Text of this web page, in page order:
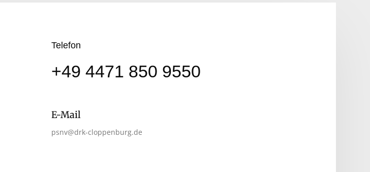
Telefon
+49 4471 850 9550
E-Mail
psnv@drk-cloppenburg.de